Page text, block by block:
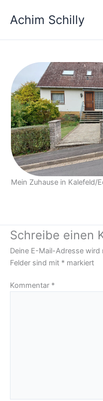
InhaltAchim Schilly
Mein Zuhause in Kalefeld/
Schreibe einen
Deine E-Mail-Adresse
Felder sind mit * markiert
Kommentar *